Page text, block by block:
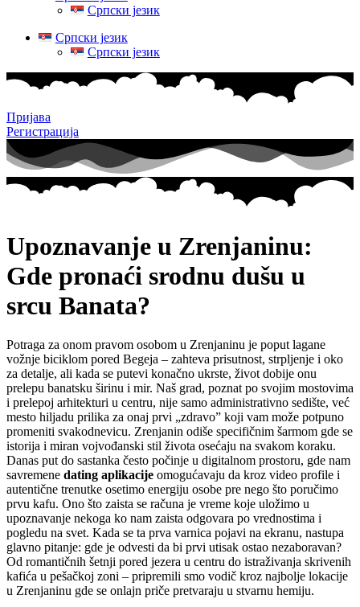
Српски језик
Српски језик
Српски језик
Пријава
Регистрација
Upoznavanje u Zrenjaninu:
Gde pronaći srodnu dušu u
srcu Banata?
Potraga za onom pravom osobom u Zrenjaninu je poput lagane
vožnje biciklom pored Begeja – zahteva prisutnost, strpljenje i oko
za detalje, ali kada se putevi konačno ukrste, život dobije onu
prelepu banatsku širinu i mir. Naš grad, poznat po svojim mostovima
i prelepoj arhitekturi u centru, nije samo administrativno sedište, već
mesto hiljadu prilika za onaj prvi „zdravo” koji vam može potpuno
promeniti svakodnevicu. Zrenjanin odiše specifičnim šarmom gde se
istorija i miran vojvođanski stil života osećaju na svakom koraku.
Danas put do sastanka često počinje u digitalnom prostoru, gde nam
savremene dating aplikacije omogućavaju da kroz video profile i
autentične trenutke osetimo energiju osobe pre nego što poručimo
prvu kafu. Ono što zaista se računa je vreme koje uložimo u
upoznavanje nekoga ko nam zaista odgovara po vrednostima i
pogledu na svet. Kada se ta prva varnica pojavi na ekranu, nastupa
glavno pitanje: gde je odvesti da bi prvi utisak ostao nezaboravan?
Od romantičnih šetnji pored jezera u centru do istraživanja skrivenih
kafića u pešačkoj zoni – pripremili smo vodič kroz najbolje lokacije
u Zrenjaninu gde se onlajn priče pretvaraju u stvarnu hemiju.